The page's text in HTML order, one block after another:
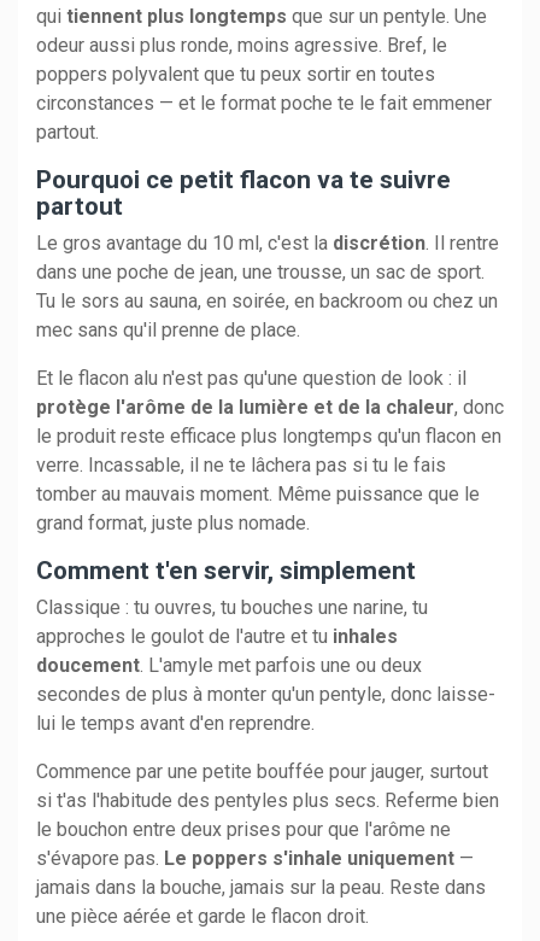
qui tiennent plus longtemps que sur un pentyle. Une
odeur aussi plus ronde, moins agressive. Bref, le
poppers polyvalent que tu peux sortir en toutes
circonstances — et le format poche te le fait emmener
partout.
Pourquoi ce petit flacon va te suivre
partout
Le gros avantage du 10 ml, c'est la discrétion. Il rentre
dans une poche de jean, une trousse, un sac de sport.
Tu le sors au sauna, en soirée, en backroom ou chez un
mec sans qu'il prenne de place.
Et le flacon alu n'est pas qu'une question de look : il
protège l'arôme de la lumière et de la chaleur, donc
le produit reste efficace plus longtemps qu'un flacon en
verre. Incassable, il ne te lâchera pas si tu le fais
tomber au mauvais moment. Même puissance que le
grand format, juste plus nomade.
Comment t'en servir, simplement
Classique : tu ouvres, tu bouches une narine, tu
approches le goulot de l'autre et tu inhales
doucement. L'amyle met parfois une ou deux
secondes de plus à monter qu'un pentyle, donc laisse-
lui le temps avant d'en reprendre.
Commence par une petite bouffée pour jauger, surtout
si t'as l'habitude des pentyles plus secs. Referme bien
le bouchon entre deux prises pour que l'arôme ne
s'évapore pas. Le poppers s'inhale uniquement —
jamais dans la bouche, jamais sur la peau. Reste dans
une pièce aérée et garde le flacon droit.